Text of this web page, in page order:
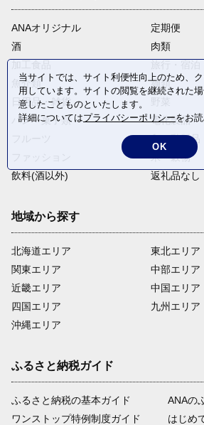
ANAオリジナル
定期便
酒
肉類
魚介類
麺類
日用品・雑貨
パン・菓子類
電化製品
卵・乳製品
米・穀物
飲料(酒以外)
返礼品なし
地域から探す
北海道エリア
関東エリア
近畿エリア
四国エリア
沖縄エリア
東北エリア
中部エリア
中国エリア
九州エリア
ふるさと納税ガイド
ふるさと納税の基本ガイド
ワンストップ特例制度ガイド
ANAの
はじめ
当サイトでは、サイト利便性向上のため、
用しています。サイトの閲覧を継続された
意したことものといたします。
詳細についてはプライバシーポリシーをお
OK